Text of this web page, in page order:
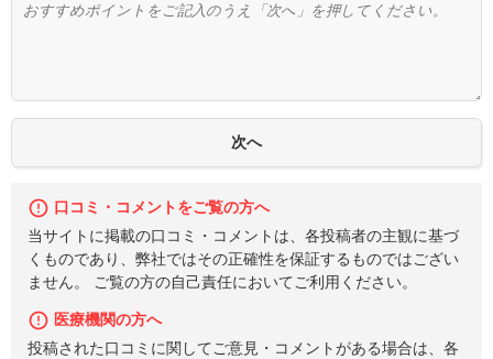
口コミ・コメントをご覧の方へ
当サイトに掲載の口コミ・コメントは、各投稿者の主観に基づ
くものであり、弊社ではその正確性を保証するものではござい
ません。 ご覧の方の自己責任においてご利用ください。
医療機関の方へ
投稿された口コミに関してご意見・コメントがある場合は、各